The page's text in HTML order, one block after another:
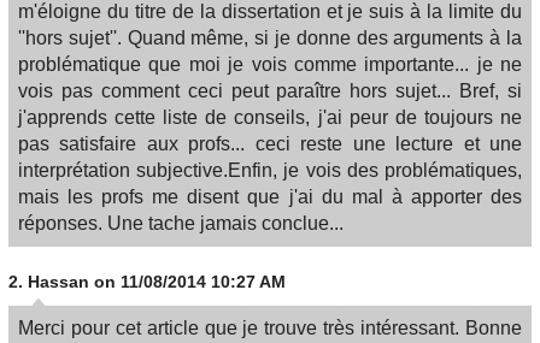
m'éloigne du titre de la dissertation et je suis à la limite du
''hors sujet''. Quand même, si je donne des arguments à la
problématique que moi je vois comme importante... je ne
vois pas comment ceci peut paraître hors sujet... Bref, si
j'apprends cette liste de conseils, j'ai peur de toujours ne
pas satisfaire aux profs... ceci reste une lecture et une
interprétation subjective.Enfin, je vois des problématiques,
mais les profs me disent que j'ai du mal à apporter des
réponses. Une tache jamais conclue...
2. Hassan on 11/08/2014 10:27 AM
Merci pour cet article que je trouve très intéressant. Bonne